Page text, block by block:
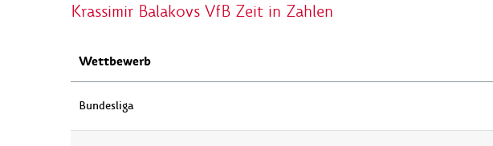
Krassimir Balakovs VfB Zeit in Zahlen
Wettbewerb
Bundesliga